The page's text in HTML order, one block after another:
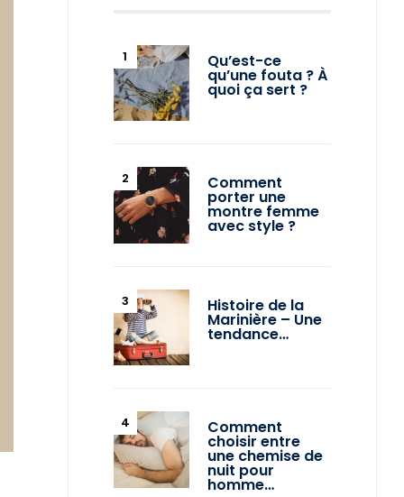
Qu’est-ce
qu’une fouta ? À
quoi ça sert ?
Comment
porter une
montre femme
avec style ?
Histoire de la
Marinière – Une
tendance…
Comment
choisir entre
une chemise de
nuit pour
homme…